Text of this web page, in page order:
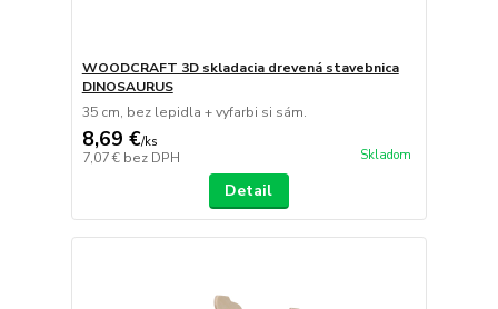
WOODCRAFT 3D skladacia drevená stavebnica
DINOSAURUS
35 cm, bez lepidla + vyfarbi si sám.
8,69 €/ks
7,07 € bez DPH Skladom
Detail